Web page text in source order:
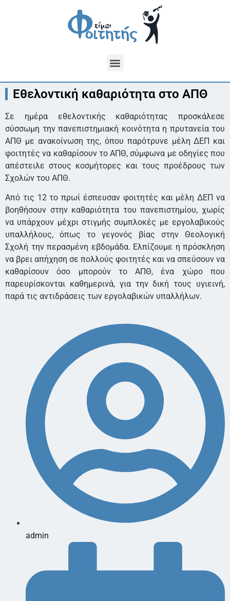
Εθελοντική καθαριότητα στο ΑΠΘ
Σε ημέρα εθελοντικής καθαριότητας προσκάλεσε
σύσσωμη την πανεπιστημιακή κοινότητα η πρυτανεία του
ΑΠΘ με ανακοίνωση της, όπου παρότρυνε μέλη ΔΕΠ και
φοιτητές να καθαρίσουν το ΑΠΘ, σύμφωνα με οδηγίες που
απέστειλε στους κοσμήτορες και τους προέδρους των
Σχολών του ΑΠΘ.
Από τις 12 το πρωί έσπευσαν φοιτητές και μέλη ΔΕΠ να
βοηθήσουν στην καθαριότητα του πανεπιστημίου, χωρίς
να υπάρχουν μέχρι στιγμής συμπλοκές με εργολαβικούς
υπαλλήλους, όπως το γεγονός βίας στην Θεολογική
Σχολή την περασμένη εβδομάδα. Ελπίζουμε η πρόσκληση
να βρει απήχηση σε πολλούς φοιτητές και να σπεύσουν να
καθαρίσουν όσο μπορούν το ΑΠΘ, ένα χώρο που
παρευρίσκονται καθημερινά, για την δική τους υγιεινή,
παρά τις αντιδράσεις των εργολαβικών υπαλλήλων.
admin